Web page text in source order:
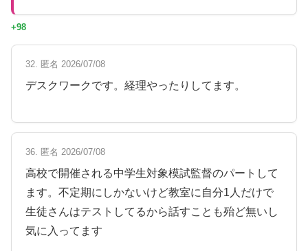
+98
32. 匿名 2026/07/08
デスクワークです。経理やったりしてます。
36. 匿名 2026/07/08
高校で開催される中学生対象模試監督のパートして
ます。不定期にしかないけど教室に自分1人だけで
生徒さんはテストしてるから話すことも殆ど無いし
気に入ってます